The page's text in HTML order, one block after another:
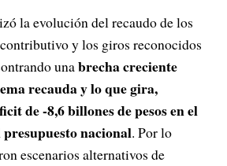
la evolución del recaudo de los
y los giros reconocidos
unabrecha creciente
recauda y lo que gira,
de -8,6 billones de pesos en el
nacional. Por lo
escenarios alternativos de